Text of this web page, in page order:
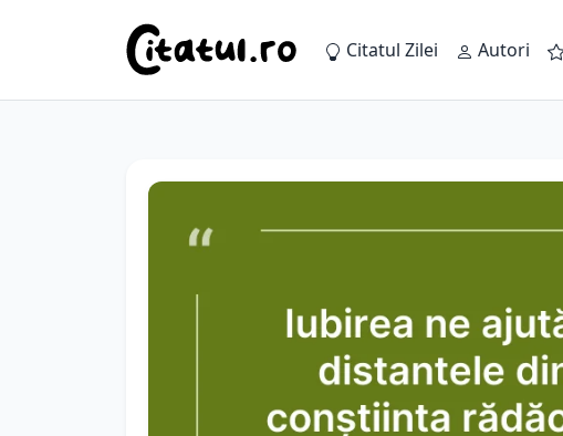
Citatul Zilei Autori